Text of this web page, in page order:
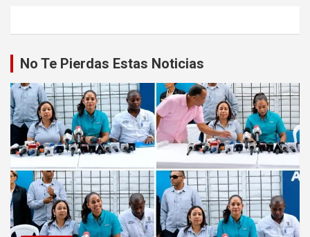
No Te Pierdas Estas Noticias